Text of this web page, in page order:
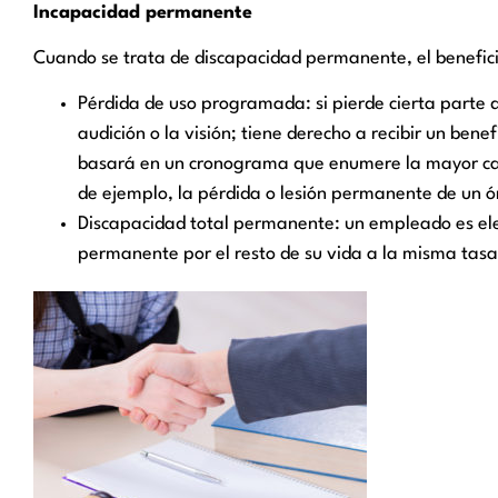
Incapacidad permanente
Cuando se trata de discapacidad permanente, el
Pérdida de uso programada: si pierde cierta parte
audición o la visión; tiene derecho a recibir un
basará en un cronograma que enumere la mayor
de ejemplo, la pérdida o lesión permanente de un
Discapacidad total permanente: un empleado es
permanente por el resto de su vida a la misma